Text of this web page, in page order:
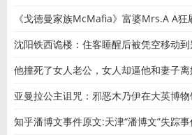
《戈德曼家族McMafia》富婆Mrs.A A
老公刷
沈阳铁西诡楼：住客睡醒后被凭空移动到
他撞死了女人老公，女人却逼他和妻子
亚曼拉公主诅咒：邪恶木乃伊在大英博
知乎潘博文事件原文:天津“潘博文”失踪